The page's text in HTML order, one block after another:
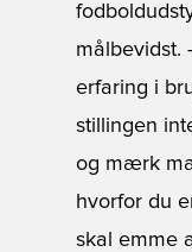
målbevidst.
erfaring i
stillingen
og mærk
hvorfor du
skal emme